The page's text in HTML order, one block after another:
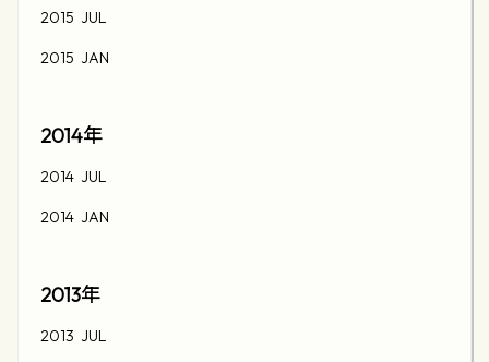
2015 JUL
2015 JAN
2014年
2014 JUL
2014 JAN
2013年
2013 JUL